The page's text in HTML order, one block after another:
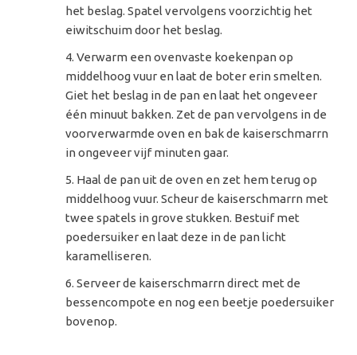
het beslag. Spatel vervolgens voorzichtig het
eiwitschuim door het beslag.
Verwarm een ovenvaste koekenpan op
middelhoog vuur en laat de boter erin smelten.
Giet het beslag in de pan en laat het ongeveer
één minuut bakken. Zet de pan vervolgens in de
voorverwarmde oven en bak de kaiserschmarrn
in ongeveer vijf minuten gaar.
Haal de pan uit de oven en zet hem terug op
middelhoog vuur. Scheur de kaiserschmarrn met
twee spatels in grove stukken. Bestuif met
poedersuiker en laat deze in de pan licht
karamelliseren.
Serveer de kaiserschmarrn direct met de
bessencompote en nog een beetje poedersuiker
bovenop.